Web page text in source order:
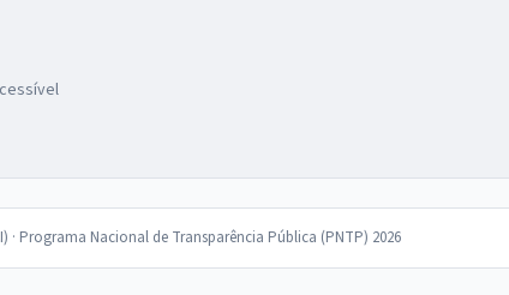
· Programa Nacional de Transparência Pública (PNTP) 2026